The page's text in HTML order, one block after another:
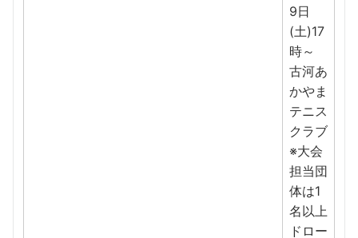
9日
(土)17
時～
古河あ
かやま
テニス
クラブ
※大会
担当団
体は1
名以上
ドロー